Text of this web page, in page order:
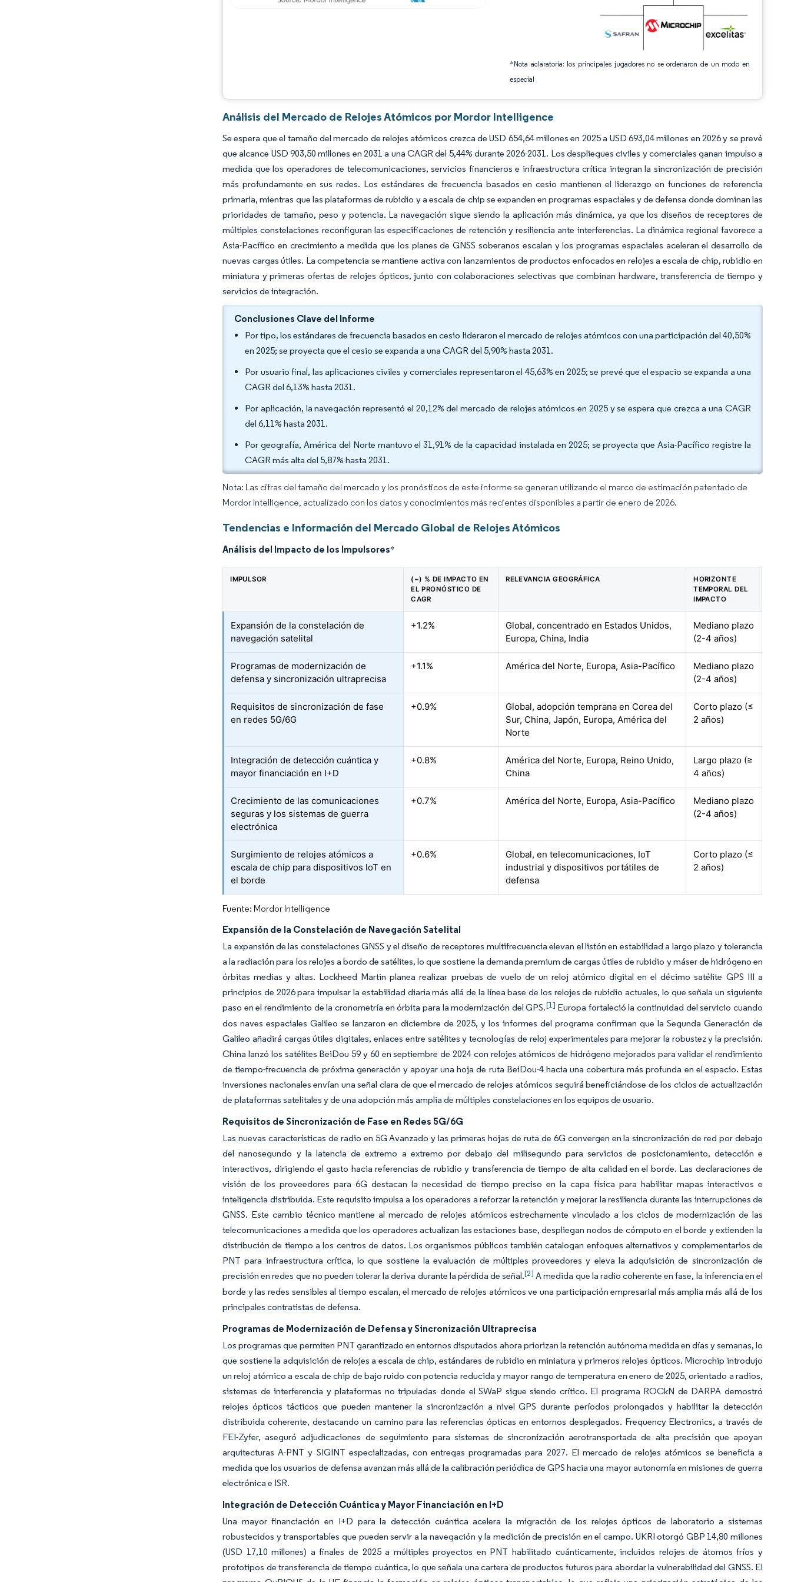
*Nota aclaratoria: los principales jugadores no se ordenaron de un modo en
especial
Análisis del Mercado de Relojes Atómicos por Mordor Intelligence
Se espera que el tamaño del mercado de relojes atómicos crezca de USD 654,64 millones en 2025 a USD 693,04 millones en 2026 y se prevé
que alcance USD 903,50 millones en 2031 a una CAGR del 5,44% durante 2026-2031. Los despliegues civiles y comerciales ganan impulso a
medida que los operadores de telecomunicaciones, servicios financieros e infraestructura crítica integran la sincronización de precisión
más profundamente en sus redes. Los estándares de frecuencia basados en cesio mantienen el liderazgo en funciones de referencia
primaria, mientras que las plataformas de rubidio y a escala de chip se expanden en programas espaciales y de defensa donde dominan las
prioridades de tamaño, peso y potencia. La navegación sigue siendo la aplicación más dinámica, ya que los diseños de receptores de
múltiples constelaciones reconfiguran las especificaciones de retención y resiliencia ante interferencias. La dinámica regional favorece a
Asia-Pacífico en crecimiento a medida que los planes de GNSS soberanos escalan y los programas espaciales aceleran el desarrollo de
nuevas cargas útiles. La competencia se mantiene activa con lanzamientos de productos enfocados en relojes a escala de chip, rubidio en
miniatura y primeras ofertas de relojes ópticos, junto con colaboraciones selectivas que combinan hardware, transferencia de tiempo y
servicios de integración.
Conclusiones Clave del Informe
Por tipo, los estándares de frecuencia basados en cesio lideraron el mercado de relojes atómicos con una participación del 40,50%
en 2025; se proyecta que el cesio se expanda a una CAGR del 5,90% hasta 2031.
Por usuario final, las aplicaciones civiles y comerciales representaron el 45,63% en 2025; se prevé que el espacio se expanda a una
CAGR del 6,13% hasta 2031.
Por aplicación, la navegación representó el 20,12% del mercado de relojes atómicos en 2025 y se espera que crezca a una CAGR
del 6,11% hasta 2031.
Por geografía, América del Norte mantuvo el 31,91% de la capacidad instalada en 2025; se proyecta que Asia-Pacífico registre la
CAGR más alta del 5,87% hasta 2031.
Nota: Las cifras del tamaño del mercado y los pronósticos de este informe se generan utilizando el marco de estimación patentado de
Mordor Intelligence, actualizado con los datos y conocimientos más recientes disponibles a partir de enero de 2026.
Tendencias e Información del Mercado Global de Relojes Atómicos
Análisis del Impacto de los Impulsores*
IMPULSOR
(~) % DE IMPACTO EN
EL PRONÓSTICO DE
CAGR
RELEVANCIA GEOGRÁFICA
HORIZONTE
TEMPORAL DEL
IMPACTO
Expansión de la constelación de
navegación satelital
+1.2%
Global, concentrado en Estados Unidos,
Europa, China, India
Mediano plazo
(2-4 años)
Programas de modernización de
defensa y sincronización ultraprecisa
+1.1% América del Norte, Europa, Asia-Pacífico
Mediano plazo
(2-4 años)
Requisitos de sincronización de fase
en redes 5G/6G
+0.9%
Global, adopción temprana en Corea del
Sur, China, Japón, Europa, América del
Norte
Corto plazo (≤
2 años)
Integración de detección cuántica y
mayor financiación en I+D
+0.8%
América del Norte, Europa, Reino Unido,
China
Largo plazo (≥
4 años)
Crecimiento de las comunicaciones
seguras y los sistemas de guerra
electrónica
+0.7% América del Norte, Europa, Asia-Pacífico
Mediano plazo
(2-4 años)
Surgimiento de relojes atómicos a
escala de chip para dispositivos IoT en
el borde
+0.6%
Global, en telecomunicaciones, IoT
industrial y dispositivos portátiles de
defensa
Corto plazo (≤
2 años)
Fuente: Mordor Intelligence
Expansión de la Constelación de Navegación Satelital
La expansión de las constelaciones GNSS y el diseño de receptores multifrecuencia elevan el listón en estabilidad a largo plazo y tolerancia
a la radiación para los relojes a bordo de satélites, lo que sostiene la demanda premium de cargas útiles de rubidio y máser de hidrógeno en
órbitas medias y altas. Lockheed Martin planea realizar pruebas de vuelo de un reloj atómico digital en el décimo satélite GPS III a
principios de 2026 para impulsar la estabilidad diaria más allá de la línea base de los relojes de rubidio actuales, lo que señala un siguiente
paso en el rendimiento de la cronometría en órbita para la modernización del GPS.[1] Europa fortaleció la continuidad del servicio cuando
dos naves espaciales Galileo se lanzaron en diciembre de 2025, y los informes del programa confirman que la Segunda Generación de
Galileo añadirá cargas útiles digitales, enlaces entre satélites y tecnologías de reloj experimentales para mejorar la robustez y la precisión.
China lanzó los satélites BeiDou 59 y 60 en septiembre de 2024 con relojes atómicos de hidrógeno mejorados para validar el rendimiento
de tiempo-frecuencia de próxima generación y apoyar una hoja de ruta BeiDou-4 hacia una cobertura más profunda en el espacio. Estas
inversiones nacionales envían una señal clara de que el mercado de relojes atómicos seguirá beneficiándose de los ciclos de actualización
de plataformas satelitales y de una adopción más amplia de múltiples constelaciones en los equipos de usuario.
Requisitos de Sincronización de Fase en Redes 5G/6G
Las nuevas características de radio en 5G Avanzado y las primeras hojas de ruta de 6G convergen en la sincronización de red por debajo
del nanosegundo y la latencia de extremo a extremo por debajo del milisegundo para servicios de posicionamiento, detección e
interactivos, dirigiendo el gasto hacia referencias de rubidio y transferencia de tiempo de alta calidad en el borde. Las declaraciones de
visión de los proveedores para 6G destacan la necesidad de tiempo preciso en la capa física para habilitar mapas interactivos e
inteligencia distribuida. Este requisito impulsa a los operadores a reforzar la retención y mejorar la resiliencia durante las interrupciones de
GNSS. Este cambio técnico mantiene al mercado de relojes atómicos estrechamente vinculado a los ciclos de modernización de las
telecomunicaciones a medida que los operadores actualizan las estaciones base, despliegan nodos de cómputo en el borde y extienden la
distribución de tiempo a los centros de datos. Los organismos públicos también catalogan enfoques alternativos y complementarios de
PNT para infraestructura crítica, lo que sostiene la evaluación de múltiples proveedores y eleva la adquisición de sincronización de
precisión en redes que no pueden tolerar la deriva durante la pérdida de señal.[2] A medida que la radio coherente en fase, la inferencia en el
borde y las redes sensibles al tiempo escalan, el mercado de relojes atómicos ve una participación empresarial más amplia más allá de los
principales contratistas de defensa.
Programas de Modernización de Defensa y Sincronización Ultraprecisa
Los programas que permiten PNT garantizado en entornos disputados ahora priorizan la retención autónoma medida en días y semanas, lo
que sostiene la adquisición de relojes a escala de chip, estándares de rubidio en miniatura y primeros relojes ópticos. Microchip introdujo
un reloj atómico a escala de chip de bajo ruido con potencia reducida y mayor rango de temperatura en enero de 2025, orientado a radios,
sistemas de interferencia y plataformas no tripuladas donde el SWaP sigue siendo crítico. El programa ROCkN de DARPA demostró
relojes ópticos tácticos que pueden mantener la sincronización a nivel GPS durante períodos prolongados y habilitar la detección
distribuida coherente, destacando un camino para las referencias ópticas en entornos desplegados. Frequency Electronics, a través de
FEI-Zyfer, aseguró adjudicaciones de seguimiento para sistemas de sincronización aerotransportada de alta precisión que apoyan
arquitecturas A-PNT y SIGINT especializadas, con entregas programadas para 2027. El mercado de relojes atómicos se beneficia a
medida que los usuarios de defensa avanzan más allá de la calibración periódica de GPS hacia una mayor autonomía en misiones de guerra
electrónica e ISR.
Integración de Detección Cuántica y Mayor Financiación en I+D
Una mayor financiación en I+D para la detección cuántica acelera la migración de los relojes ópticos de laboratorio a sistemas
robustecidos y transportables que pueden servir a la navegación y la medición de precisión en el campo. UKRI otorgó GBP 14,80 millones
(USD 17,10 millones) a finales de 2025 a múltiples proyectos en PNT habilitado cuánticamente, incluidos relojes de átomos fríos y
prototipos de transferencia de tiempo cuántica, lo que señala una cartera de productos futuros para abordar la vulnerabilidad del GNSS. El